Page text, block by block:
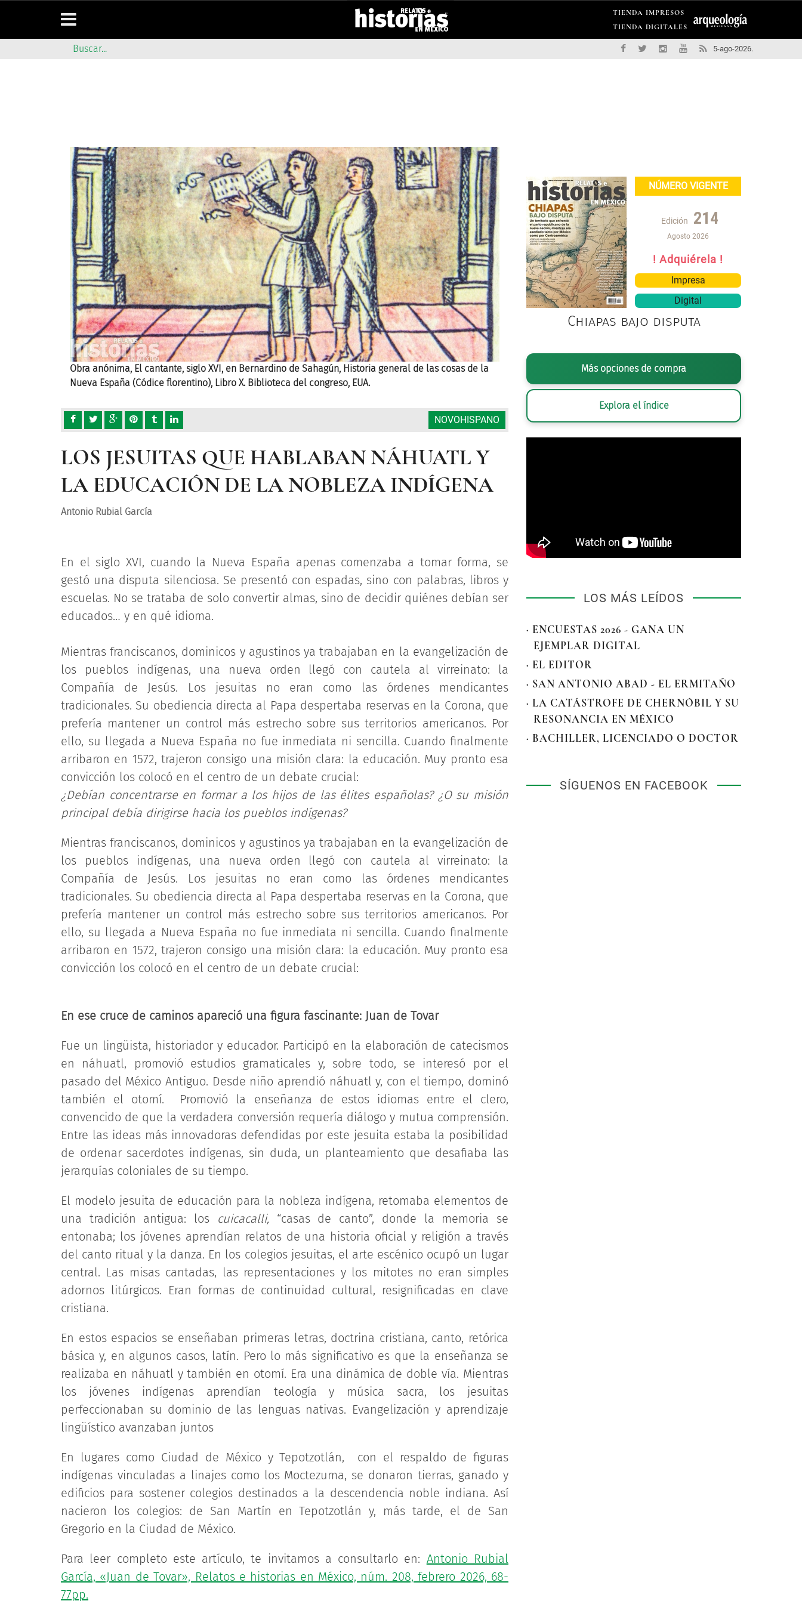
TIENDA IMPRESOS
TIENDA DIGITALES
5-ago-2026.
Obra anónima, El cantante, siglo XVI, en Bernardino de Sahagún, Historia general de las cosas de la
Nueva España (Códice florentino), Libro X. Biblioteca del congreso, EUA.
Obra anónima, El cantante, siglo XVI, en Bernardino de Sahagún,
Nueva España (Códice florentino), Libro X. Biblioteca del congreso, EUA.
NOVOHISPANO
LOS JESUITAS QUE HABLABAN NÁHUATL Y
LA EDUCACIÓN DE LA NOBLEZA INDÍGENA
Antonio Rubial García
En el siglo XVI, cuando la Nueva España apenas comenzaba a tomar forma, se
gestó una disputa silenciosa. Se presentó con espadas, sino con palabras, libros y
escuelas. No se trataba de solo convertir almas, sino de decidir quiénes debían ser
educados… y en qué idioma.
Mientras franciscanos, dominicos y agustinos ya trabajaban en la evangelización de
los pueblos indígenas, una nueva orden llegó con cautela al virreinato: la
Compañía de Jesús. Los jesuitas no eran como las órdenes mendicantes
tradicionales. Su obediencia directa al Papa despertaba reservas en la Corona, que
prefería mantener un control más estrecho sobre sus territorios americanos. Por
ello, su llegada a Nueva España no fue inmediata ni sencilla. Cuando finalmente
arribaron en 1572, trajeron consigo una misión clara: la educación. Muy pronto esa
convicción los colocó en el centro de un debate crucial:
¿Debían concentrarse en formar a los hijos de las élites españolas? ¿O su misión
principal debía dirigirse hacia los pueblos indígenas?
Mientras franciscanos, dominicos y agustinos ya trabajaban en la evangelización de
los pueblos indígenas, una nueva orden llegó con cautela al virreinato: la
Compañía de Jesús. Los jesuitas no eran como las órdenes mendicantes
tradicionales. Su obediencia directa al Papa despertaba reservas en la Corona, que
prefería mantener un control más estrecho sobre sus territorios americanos. Por
ello, su llegada a Nueva España no fue inmediata ni sencilla. Cuando finalmente
arribaron en 1572, trajeron consigo una misión clara: la educación. Muy pronto esa
convicción los colocó en el centro de un debate crucial:
En ese cruce de caminos apareció una figura fascinante: Juan de Tovar
Fue un lingüista, historiador y educador. Participó en la elaboración de catecismos
en náhuatl, promovió estudios gramaticales y, sobre todo, se interesó por el
pasado del México Antiguo. Desde niño aprendió náhuatl y, con el tiempo, dominó
también el otomí. Promovió la enseñanza de estos idiomas entre el clero,
convencido de que la verdadera conversión requería diálogo y mutua comprensión.
Entre las ideas más innovadoras defendidas por este jesuita estaba la posibilidad
de ordenar sacerdotes indígenas, sin duda, un planteamiento que desafiaba las
jerarquías coloniales de su tiempo.
El modelo jesuita de educación para la nobleza indígena, retomaba elementos de
una tradición antigua: los cuicacalli, “casas de canto”, donde la memoria se
entonaba; los jóvenes aprendían relatos de una historia oficial y religión a través
del canto ritual y la danza. En los colegios jesuitas, el arte escénico ocupó un lugar
central. Las misas cantadas, las representaciones y los mitotes no eran simples
adornos litúrgicos. Eran formas de continuidad cultural, resignificadas en clave
cristiana.
En estos espacios se enseñaban primeras letras, doctrina cristiana, canto, retórica
básica y, en algunos casos, latín. Pero lo más significativo es que la enseñanza se
realizaba en náhuatl y también en otomí. Era una dinámica de doble vía. Mientras
los jóvenes indígenas aprendían teología y música sacra, los jesuitas
perfeccionaban su dominio de las lenguas nativas. Evangelización y aprendizaje
lingüístico avanzaban juntos
En lugares como Ciudad de México y Tepotzotlán, con el respaldo de figuras
indígenas vinculadas a linajes como los Moctezuma, se donaron tierras, ganado y
edificios para sostener colegios destinados a la descendencia noble indiana. Así
nacieron los colegios: de San Martín en Tepotzotlán y, más tarde, el de San
Gregorio en la Ciudad de México.
Para leer completo este artículo, te invitamos a consultarlo en: Antonio Rubial
García, «Juan de Tovar», Relatos e historias en México, núm. 208, febrero 2026, 68-
77pp.
NÚMERO VIGENTE
Edición 214
Agosto 2026
! Adquiérela !
Impresa
Digital
Chiapas bajo disputa
Más opciones de compra
Explora el índice
LOS MÁS LEÍDOS
· ENCUESTAS 2026 - GANA UN
EJEMPLAR DIGITAL
· EL EDITOR
· SAN ANTONIO ABAD - EL ERMITAÑO
· LA CATÁSTROFE DE CHERNÓBIL Y SU
RESONANCIA EN MÉXICO
· BACHILLER, LICENCIADO O DOCTOR
SÍGUENOS EN FACEBOOK